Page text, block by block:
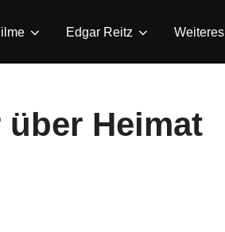
Edgar Reitz Weiteres
Heimat